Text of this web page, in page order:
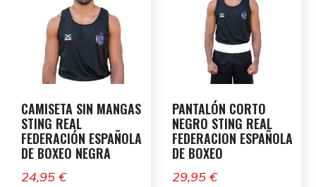
CAMISETA SIN MANGAS
STING REAL
FEDERACIÓN ESPAÑOLA
DE BOXEO NEGRA
24,95 €
PANTALÓN CORTO
NEGRO STING REAL
FEDERACION ESPAÑOLA
DE BOXEO
29,95 €